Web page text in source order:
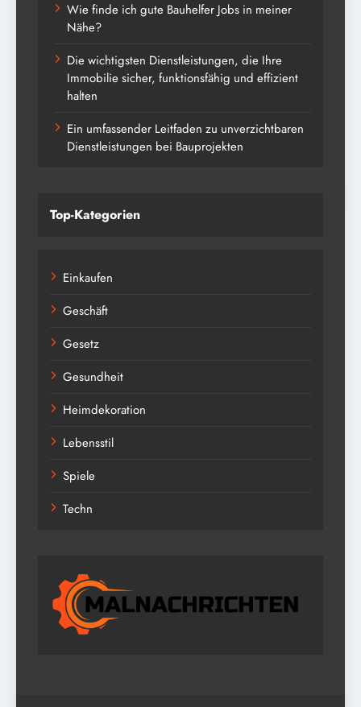
Wie finde ich gute Bauhelfer Jobs in meiner
Nähe?
Die wichtigsten Dienstleistungen, die Ihre
Immobilie sicher, funktionsfähig und effizient
halten
Ein umfassender Leitfaden zu unverzichtbaren
Dienstleistungen bei Bauprojekten
Top-Kategorien
Einkaufen
Geschäft
Gesetz
Gesundheit
Heimdekoration
Lebensstil
Spiele
Techn